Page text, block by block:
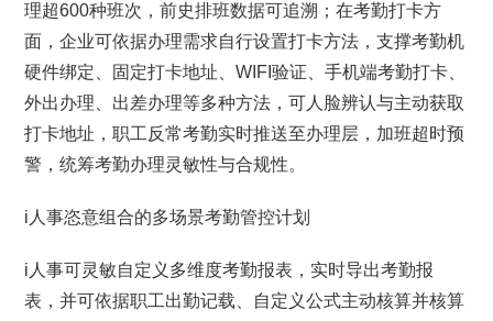
理超600种班次，前史排班数据可追溯；在考勤打卡方
面，企业可依据办理需求自行设置打卡方法，支撑考勤机
硬件绑定、固定打卡地址、WIFI验证、手机端考勤打卡、
外出办理、出差办理等多种方法，可人脸辨认与主动获取
打卡地址，职工反常考勤实时推送至办理层，加班超时预
警，统筹考勤办理灵敏性与合规性。
i人事恣意组合的多场景考勤管控计划
i人事可灵敏自定义多维度考勤报表，实时导出考勤报
表，并可依据职工出勤记载、自定义公式主动核算并核算